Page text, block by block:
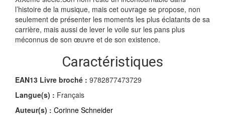
l’histoire de la musique, mais cet ouvrage se propose, non
seulement de présenter les moments les plus éclatants de sa
carrière, mais aussi de lever le voile sur les pans plus
méconnus de son œuvre et de son existence.
Caractéristiques
EAN13 Livre broché : 9782877473729
Langue(s) : Français
Auteur(s) : Corinne Schneider